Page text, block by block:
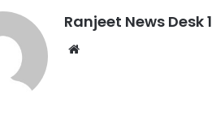
Ranjeet News Desk 1